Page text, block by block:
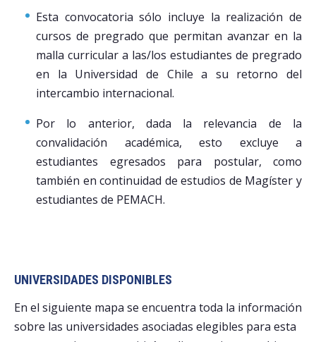
Esta convocatoria sólo incluye la realización de
cursos de pregrado que permitan avanzar en la
malla curricular a las/los estudiantes de pregrado
en la Universidad de Chile a su retorno del
intercambio internacional.
Por lo anterior, dada la relevancia de la
convalidación académica, esto excluye a
estudiantes egresados para postular, como
también en continuidad de estudios de Magíster y
estudiantes de PEMACH.
UNIVERSIDADES DISPONIBLES
En el siguiente mapa se encuentra toda la información
sobre las universidades asociadas elegibles para esta